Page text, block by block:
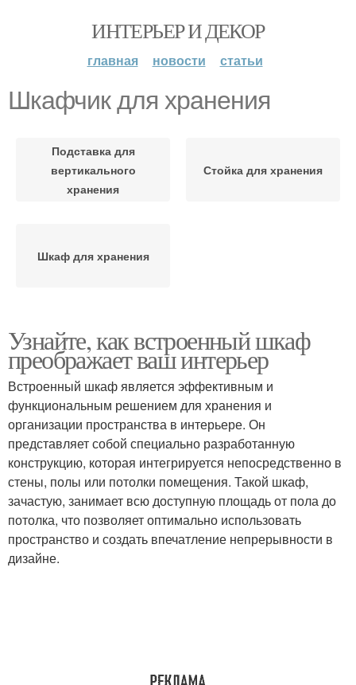
ИНТЕРЬЕР И ДЕКОР
главная новости статьи
Шкафчик для хранения
Подставка для
вертикального
хранения
Стойка для хранения
Шкаф для хранения
Узнайте, как встроенный шкаф
преображает ваш интерьер
Встроенный шкаф является эффективным и
функциональным решением для хранения и
организации пространства в интерьере. Он
представляет собой специально разработанную
конструкцию, которая интегрируется непосредственно в
стены, полы или потолки помещения. Такой шкаф,
зачастую, занимает всю доступную площадь от пола до
потолка, что позволяет оптимально использовать
пространство и создать впечатление непрерывности в
дизайне.